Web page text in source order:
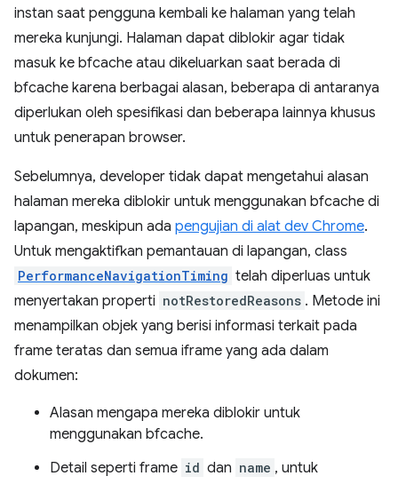
instan saat pengguna kembali ke halaman yang telah
mereka kunjungi. Halaman dapat diblokir agar tidak
masuk ke bfcache atau dikeluarkan saat berada di
bfcache karena berbagai alasan, beberapa di antaranya
diperlukan oleh spesifikasi dan beberapa lainnya khusus
untuk penerapan browser.
Sebelumnya, developer tidak dapat mengetahui alasan
halaman mereka diblokir untuk menggunakan bfcache di
lapangan, meskipun ada pengujian di alat dev Chrome.
Untuk mengaktifkan pemantauan di lapangan, class
PerformanceNavigationTiming telah diperluas untuk
menyertakan properti notRestoredReasons . Metode ini
menampilkan objek yang berisi informasi terkait pada
frame teratas dan semua iframe yang ada dalam
dokumen:
Alasan mengapa mereka diblokir untuk
menggunakan bfcache.
Detail seperti frame id dan name , untuk